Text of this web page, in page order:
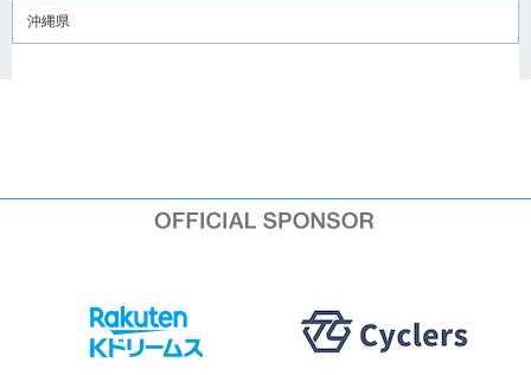
沖縄県